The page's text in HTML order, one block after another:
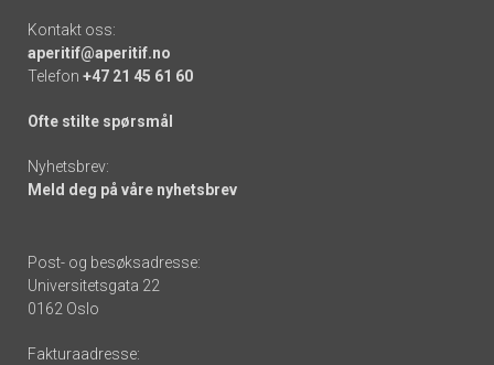
Kontakt oss:
aperitif@aperitif.no
Telefon +47 21 45 61 60
Ofte stilte spørsmål
Nyhetsbrev:
Meld deg på våre nyhetsbrev
Post- og besøksadresse:
Universitetsgata 22
0162 Oslo
Fakturaadresse: